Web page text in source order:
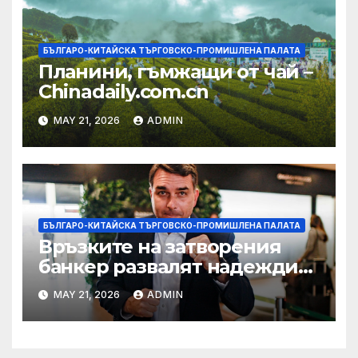
БЪЛГАРО-КИТАЙСКА ТЪРГОВСКО-ПРОМИШЛЕНА ПАЛАТА
Планини, гъмжащи от чай –
Chinadaily.com.cn
MAY 21, 2026 ADMIN
БЪЛГАРО-КИТАЙСКА ТЪРГОВСКО-ПРОМИШЛЕНА ПАЛАТА
Връзките на затворения
банкер развалят надеждите
на Флавио Болсонаро за
президент на Бразилия
MAY 21, 2026 ADMIN